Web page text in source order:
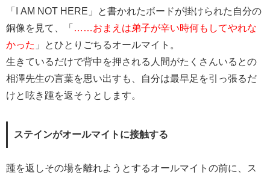
「I AM NOT HERE」と書かれたボードが掛けられた自分の
銅像を見て、「 ……おまえは弟子が辛い時何もしてやれな
かった 」とひとりごちるオールマイト。
生きているだけで背中を押される人間がたくさんいるとの
相澤先生の言葉を思い出すも、自分は最早足を引っ張るだ
けと呟き踵を返そうとします。
ステインがオールマイトに接触する
踵を返しその場を離れようとするオールマイトの前に、ス